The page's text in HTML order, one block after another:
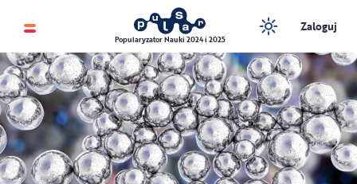
Popularyzator Nauki 2024 i 2025
Zaloguj